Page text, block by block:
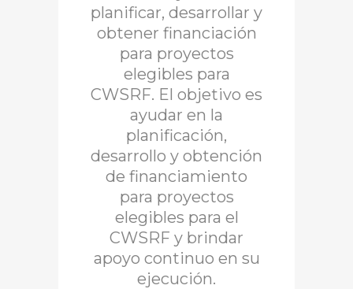
planificar, desarrollar y
obtener financiación
para proyectos
elegibles para
CWSRF. El objetivo es
ayudar en la
planificación,
desarrollo y obtención
de financiamiento
para proyectos
elegibles para el
CWSRF y brindar
apoyo continuo en su
ejecución.